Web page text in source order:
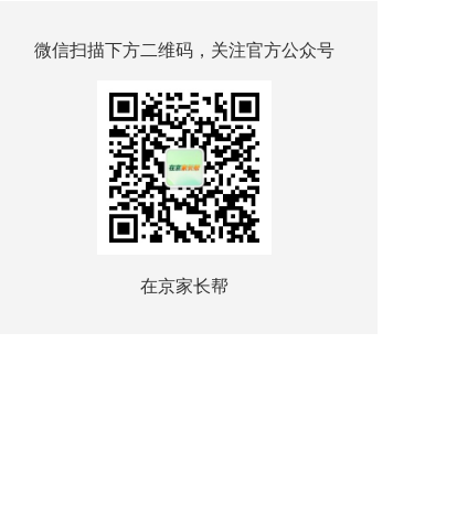
微信扫描下方二维码，关注官方公众号
在京家长帮